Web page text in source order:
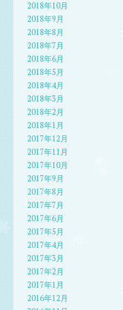
2018年10月
2018年9月
2018年8月
2018年7月
2018年6月
2018年5月
2018年4月
2018年3月
2018年2月
2018年1月
2017年12月
2017年11月
2017年10月
2017年9月
2017年8月
2017年7月
2017年6月
2017年5月
2017年4月
2017年3月
2017年2月
2017年1月
2016年12月